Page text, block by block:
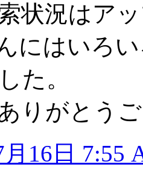
状況はア
にはいろ
た。
りがとう
月16日 7:55